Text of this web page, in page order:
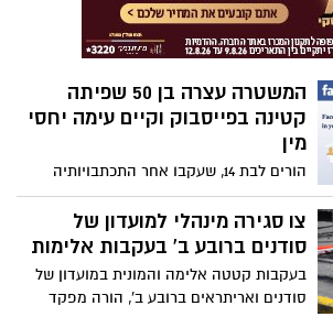
שהוא מביא ידידה כאילו הייתה חברתו. אך
התרברבותו על כך שהערים על המשטרה,
הובילה בסוף למעצרו
המשטרה עצרה בן 50 שפיתה
קטינה בפייסבוק וקיים עימה יחסי
מין
הורים לבת 14, שעקבו אחר התכתבויותיה
ברשת הפייסבוק, נדהמו לגלות שהיא בקשר
עם אדם בן 50. הנערה סיפרה להורים
שקיימה עם האיש יחסי מין, וההורים מיהרו
צו סגירה מינהלי למועדון של
סודנים ברובע ב' בעקבות אלימות
בעקבות קטטה אלימה והמונית במועדון של
סודנים ואריתראים ברובע ב', הורה מפקד